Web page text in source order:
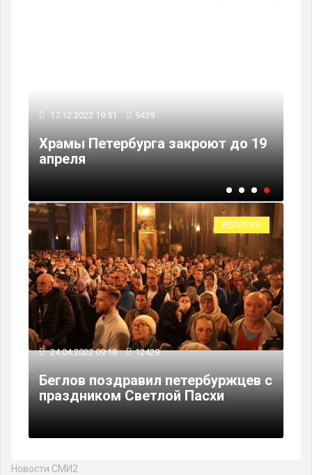
17.12.2022 19:51 9439
Храмы Петербурга закроют до 19
апреля
РЕЛИГИЯ
24.04.2022 09:18 12429
Беглов поздравил петербуржцев с
праздником Светлой Пасхи
Новости СМИ2